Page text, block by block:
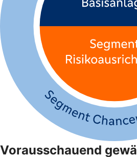
Vorausschauend